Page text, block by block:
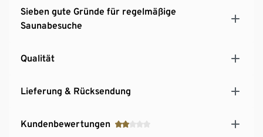
Sieben gute Gründe für regelmäßige
Saunabesuche
Qualität
Lieferung & Rücksendung
Kundenbewertungen